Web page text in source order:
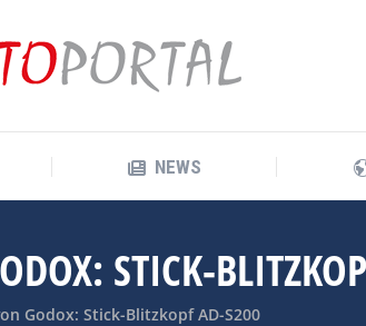
NEWS
STICK-
Godox: Stick-Blitzkopf AD-S200
NEWS